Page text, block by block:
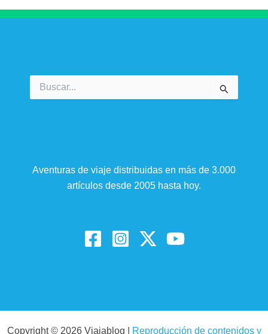
por:
Aventuras de viaje distribuidas en más de 3.000
artículos desde 2005 hasta hoy.
Copyright © 2026 Viajablog | Reproducción de contenidos y